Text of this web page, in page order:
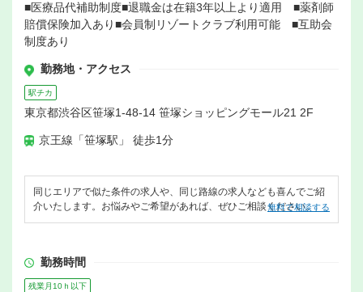
■医療品代補助制度■退職金は在籍3年以上より適用 ■薬剤師
賠償保険加入あり■会員制リゾートクラブ利用可能 ■互助会
制度あり
勤務地・アクセス
駅チカ
東京都渋谷区笹塚1-48-14 笹塚ショッピングモール21 2F
京王線「笹塚駅」 徒歩1分
同じエリアで似た条件の求人や、同じ路線の求人なども喜んでご紹
介いたします。お悩みやご希望があれば、ぜひご相談ください。
無料で相談する
勤務時間
残業月10ｈ以下